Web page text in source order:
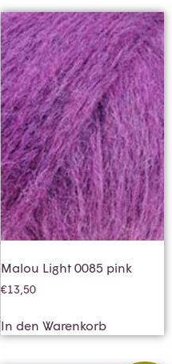
Malou Light 0085 pink
€13,50
In den Warenkorb